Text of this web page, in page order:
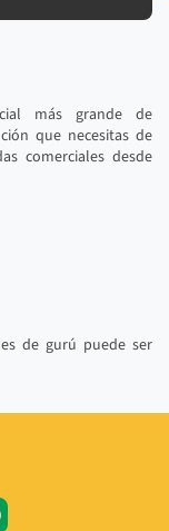
más grande de
que necesitas de
comerciales desde
de gurú puede ser